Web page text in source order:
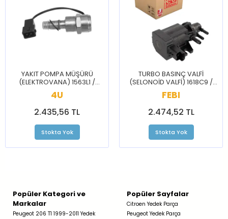
YAKIT POMPA MÜŞÜRÜ
(ELEKTROVANA) 1563L1 /
BERLİNGO JUMPER JUMPY
XSARA 206 BOXER PARTNER
4U
2.435,56 TL
Stokta Yok
TURBO BASINÇ VALFİ
(SELONOİD VALFİ) 1618C9 /
BRLNGO C3 C4 CELYSEE 206
207 208 3008 301 307 308
PRTNR
FEBI
2.474,52 TL
Stokta Yok
Popüler Kategori ve
Markalar
Peugeot 206 T1 1999-2011 Yedek
Popüler Sayfalar
Citroen Yedek Parça
Peugeot Yedek Parça